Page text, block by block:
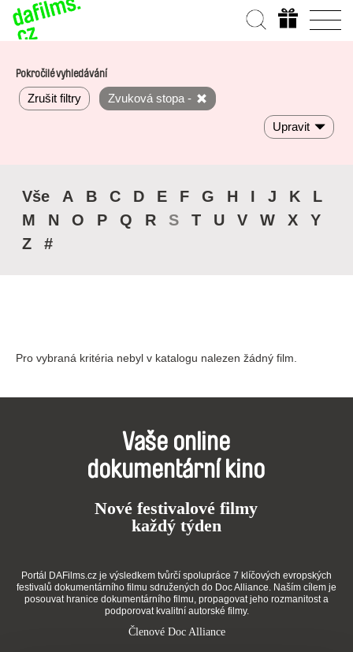
Pokročilé vyhledávání
Zrušit filtry Zvuková stopa -
Upravit
Vše A B C D E F G H I J K
L
M
N O P Q R S T U V W X
Y
Z
#
Pro vybraná kritéria nebyl v katalogu nalezen žádný film.
Vaše online
dokumentární kino
Nové festivalové filmy
každý týden
Portál DAFilms.cz je výsledkem tvůrčí spolupráce 7 klíčových evropských
festivalů dokumentárního filmu sdružených do Doc Alliance. Naším cílem je
posouvat hranice dokumentárního filmu, propagovat jeho rozmanitost a
podporovat kvalitní autorské filmy.
Členové Doc Alliance